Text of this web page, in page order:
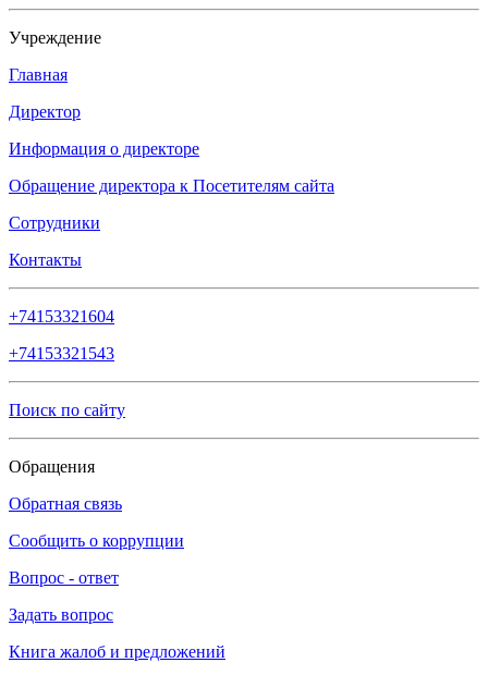
Учреждение
Главная
Директор
Информация о директоре
Обращение директора к Посетителям сайта
Сотрудники
Контакты
+74153321604
+74153321543
Поиск по сайту
Обращения
Обратная связь
Сообщить о коррупции
Вопрос - ответ
Задать вопрос
Книга жалоб и предложений